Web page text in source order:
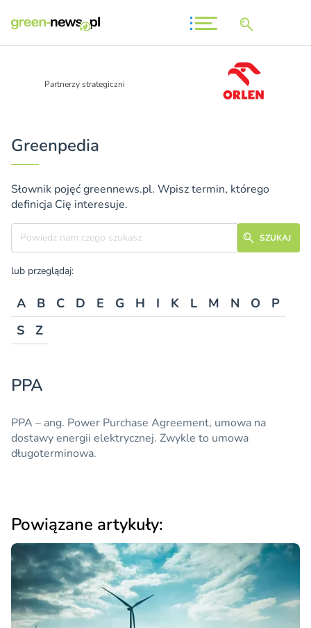
Partnerzy strategiczni
Greenpedia
Słownik pojęć greennews.pl. Wpisz termin, którego
definicja Cię interesuje.
Szukane hasło
SZUKAJ
lub przeglądaj:
A B C D E G H I K L M N O
P
S
Z
PPA
PPA – ang. Power Purchase Agreement, umowa na
dostawy energii elektrycznej. Zwykle to umowa
długoterminowa.
Powiązane artykuły: